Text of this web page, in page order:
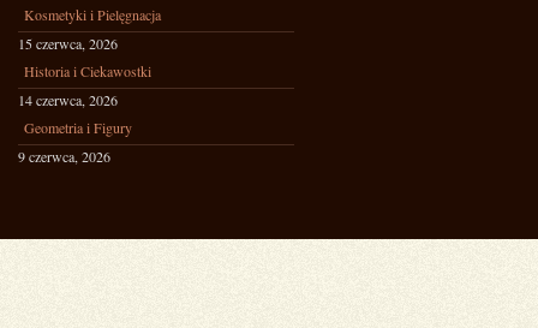
Kosmetyki i Pielęgnacja
15 czerwca, 2026
Historia i Ciekawostki
14 czerwca, 2026
Geometria i Figury
9 czerwca, 2026